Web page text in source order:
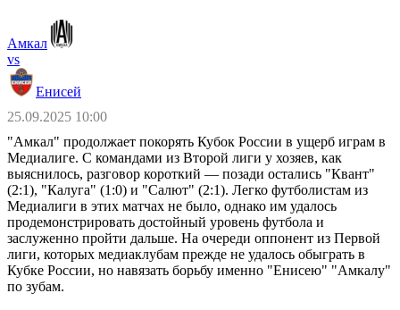
Амкал
vs
Енисей
25.09.2025 10:00
"Амкал" продолжает покорять Кубок России в ущерб играм в
Медиалиге. С командами из Второй лиги у хозяев, как
выяснилось, разговор короткий — позади остались "Квант"
(2:1), "Калуга" (1:0) и "Салют" (2:1). Легко футболистам из
Медиалиги в этих матчах не было, однако им удалось
продемонстрировать достойный уровень футбола и
заслуженно пройти дальше. На очереди оппонент из Первой
лиги, которых медиаклубам прежде не удалось обыграть в
Кубке России, но навязать борьбу именно "Енисею" "Амкалу"
по зубам.